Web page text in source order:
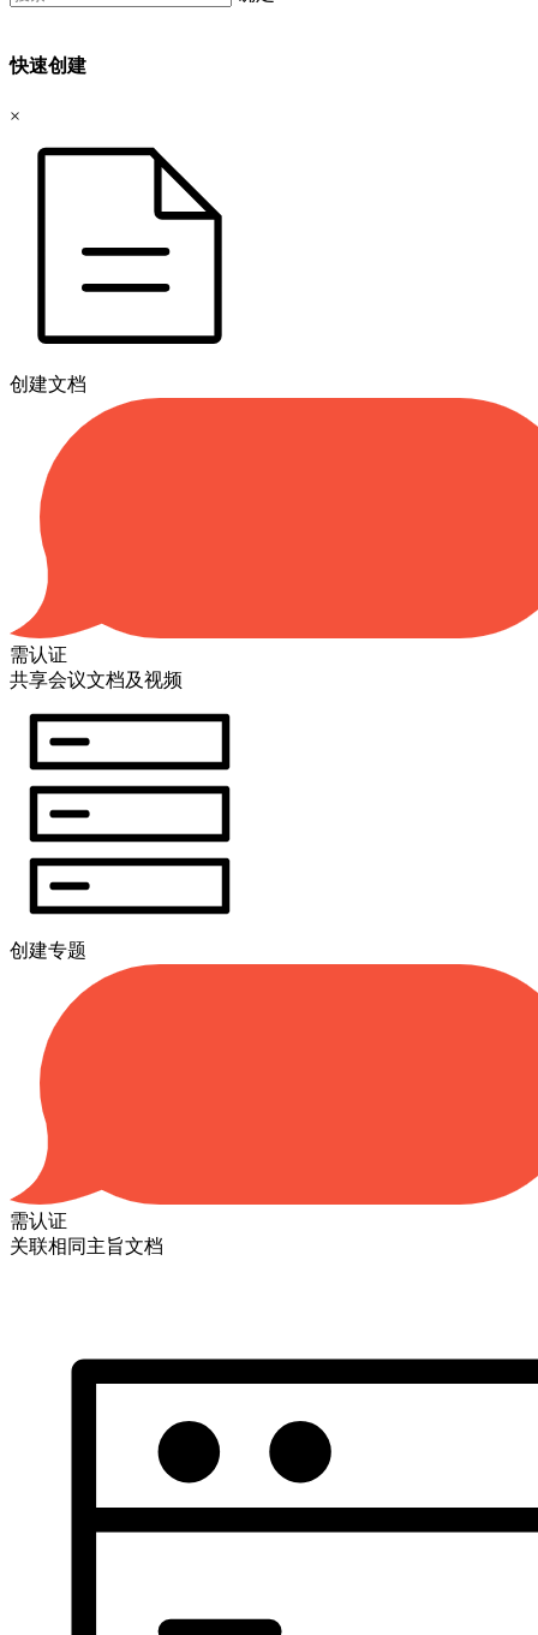
快速创建
×
创建文档
需认证
共享会议文档及视频
创建专题
需认证
关联相同主旨文档